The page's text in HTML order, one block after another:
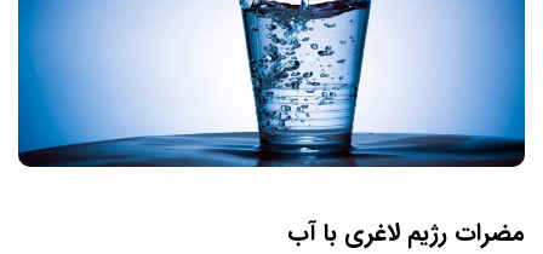
مضرات رژیم لاغری با آب